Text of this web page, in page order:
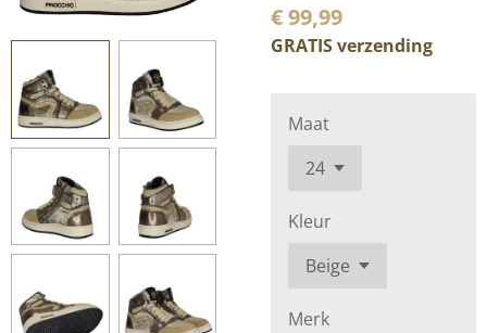
€ 99,99
GRATIS verzending
Maat
Kleur
Merk